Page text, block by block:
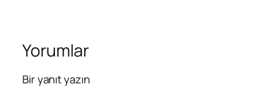
Yorumlar
Bir yanıt yazın